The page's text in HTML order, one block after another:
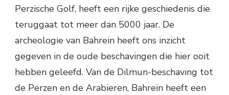
Perzische Golf, heeft een rijke geschiedenis die
teruggaat tot meer dan 5000 jaar. De
archeologie van Bahrein heeft ons inzicht
gegeven in de oude beschavingen die hier ooit
hebben geleefd. Van de Dilmun-beschaving tot
de Perzen en de Arabieren, Bahrein heeft een